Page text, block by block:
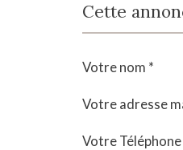
Cette
Votre nom *
Votre adresse
Votre Téléphone